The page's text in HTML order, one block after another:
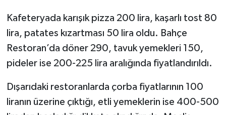
Kafeteryada karışık pizza 200 lira, kaşarlı tost 80
lira, patates kızartması 50 lira oldu. Bahçe
Restoran’da döner 290, tavuk yemekleri 150,
pideler ise 200-225 lira aralığında fiyatlandırıldı.
Dışarıdaki restoranlarda çorba fiyatlarının 100
liranın üzerine çıktığı, etli yemeklerin ise 400-500